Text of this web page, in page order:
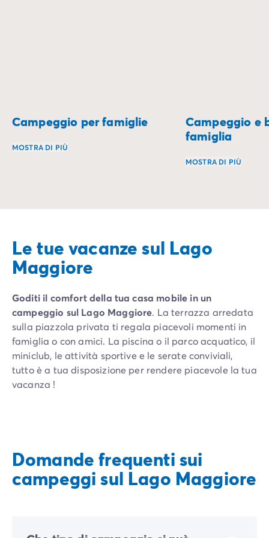
Campeggio per famiglie
MOSTRA DI PIÙ
Campeggio e
famiglia
MOSTRA DI PIÙ
Le tue vacanze sul Lago
Maggiore
Goditi il comfort della tua casa mobile in un
campeggio sul Lago Maggiore. La terrazza arredata
sulla piazzola privata ti regala piacevoli momenti in
famiglia o con amici. La piscina o il parco acquatico, il
miniclub, le attività sportive e le serate conviviali,
tutto è a tua disposizione per rendere piacevole la tua
vacanza !
Domande frequenti sui
campeggi sul Lago Maggiore